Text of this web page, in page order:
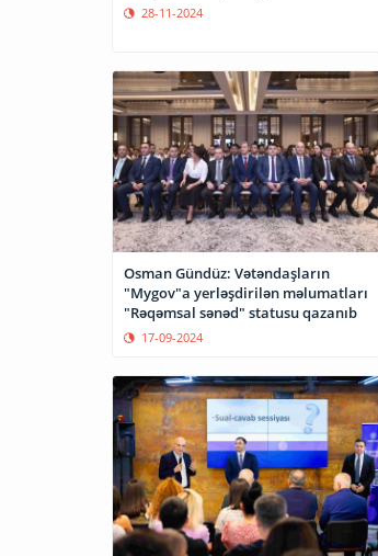
28-11-2024
Osman Gündüz: Vətəndaşların
"Mygov"a yerləşdirilən məlumatları
"Rəqəmsal sənəd" statusu qazanıb
17-09-2024